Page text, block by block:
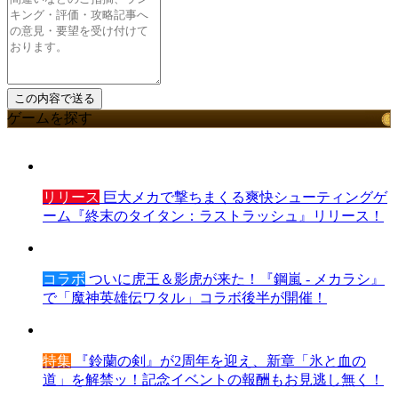
ゲームを探す
リリース 巨大メカで撃ちまくる爽快シューティングゲ
ーム『終末のタイタン：ラストラッシュ』リリース！
コラボ ついに虎王＆影虎が来た！『鋼嵐 - メカラシ』
で「魔神英雄伝ワタル」コラボ後半が開催！
特集 『鈴蘭の剣』が2周年を迎え、新章「氷と血の
道」を解禁ッ！記念イベントの報酬もお見逃し無く！